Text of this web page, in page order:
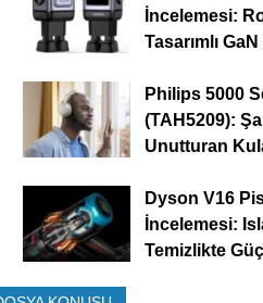
İncelemesi:
Tasarımlı
Philips 5000
(TAH5209):
Unutturan
Dyson V16
İncelemesi:
Temizlikte